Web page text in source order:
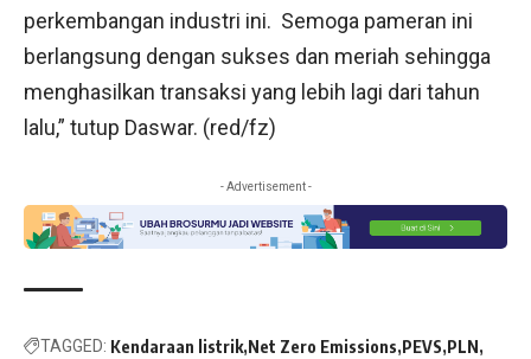
perkembangan industri ini. Semoga pameran ini
berlangsung dengan sukses dan meriah sehingga
menghasilkan transaksi yang lebih lagi dari tahun
lalu,” tutup Daswar. (red/fz)
- Advertisement -
TAGGED: Kendaraan listrik Net Zero Emissions PEVS PLN